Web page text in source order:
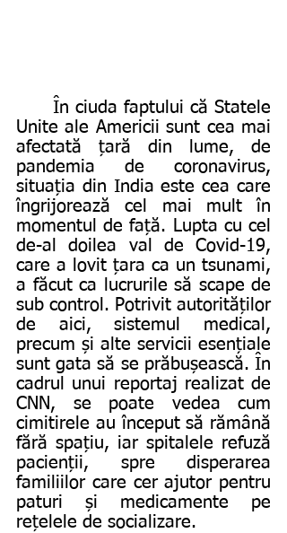
Unite ale Americii sunt cea mai
afectată țară din lume, de
pandemia de coronavirus,
situația din India este cea care
îngrijorează cel mai mult în
momentul de față. Lupta cu cel
de-al doilea val de Covid-19,
care a lovit țara ca un tsunami,
a făcut ca lucrurile să scape de
sub control. Potrivit autorităților
de aici, sistemul medical,
precum și alte servicii esențiale
sunt gata să se prăbușească. În
cadrul unui reportaj realizat de
CNN, se poate vedea cum
cimitirele au început să rămână
fără spațiu, iar spitalele refuză
pacienții, spre disperarea
familiilor care cer ajutor pentru
paturi și medicamente pe
rețelele de socializare.